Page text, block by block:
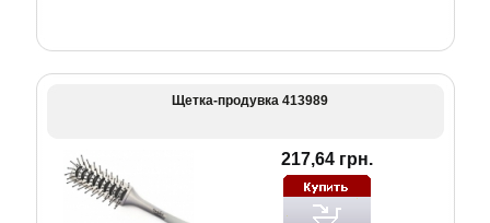
Щетка-продувка 413989
217,64 грн.